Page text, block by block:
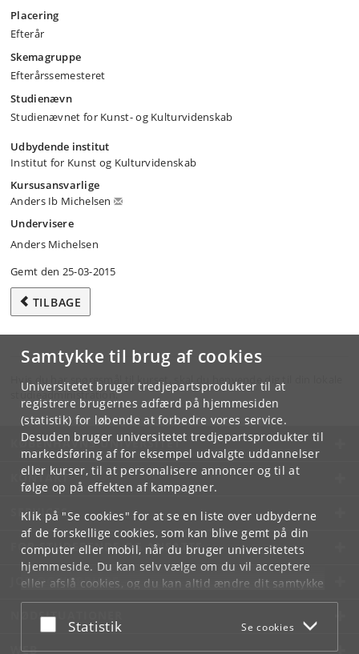
Samtykke til brug af cookies
Universitetet bruger tredjepartsprodukter til at
registrere brugernes adfærd på hjemmesiden
(statistik) for løbende at forbedre vores service.
Desuden bruger universitetet tredjepartsprodukter til
markedsføring af for eksempel udvalgte uddannelser
eller kurser, til at personalisere annoncer og til at
følge op på effekten af kampagner.
Klik på "Se cookies" for at se en liste over udbyderne
af de forskellige cookies, som kan blive gemt på din
computer eller mobil, når du bruger universitetets
hjemmeside. Du kan selv vælge om du vil acceptere
eller afslå cookies, og du kan altid ændre dit samtykke
underCookie- og privatlivspolitiksom du finder i
bunden af hver side.
Acceptér eller afslå
Statistik Se cookies
Placering
Efterår
Skemagruppe
Efterårssemesteret
Studienævn
Studienævnet for Kunst- og Kulturvidenskab
Udbydende institut
Institut for Kunst og Kulturvidenskab
Kursusansvarlige
Anders Ib Michelsen
Undervisere
Anders Michelsen
Gemt den 25-03-2015
TILBAGE
Hvis du har spørgsmål til kurset, skal du henvende dig til din lokale
studieadministration.
KØBENHAVNS UNIVERSITET
KONTAKT
SERVICES
FOR STUDERENDE OG ANSATTE
JOB OG KARRIERE
NØDSITUATIONER
WEB